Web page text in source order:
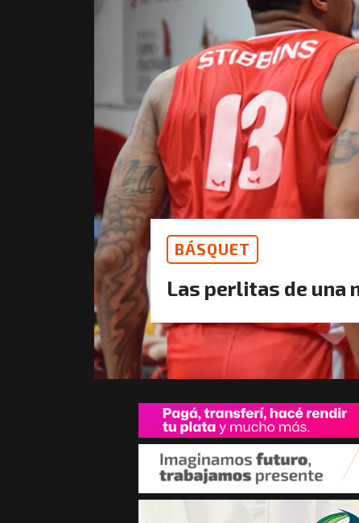
BÁSQUET
Las perlitas de una